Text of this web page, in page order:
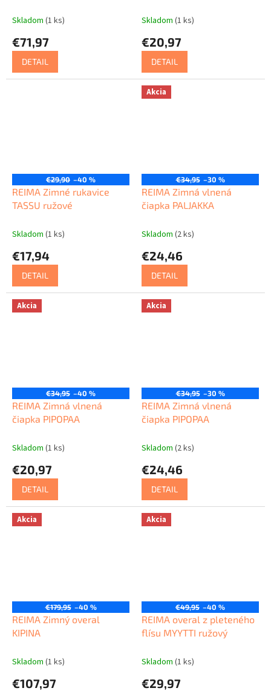
Skladom (1 ks)
€71,97
DETAIL
Skladom (1 ks)
€20,97
DETAIL
€29,90 –40 %
REIMA Zimné rukavice
TASSU ružové
Skladom (1 ks)
€17,94
DETAIL
Akcia
€34,95 –30 %
REIMA Zimná vlnená
čiapka PALJAKKA
Skladom (2 ks)
€24,46
DETAIL
Akcia
€34,95 –40 %
REIMA Zimná vlnená
čiapka PIPOPAA
Skladom (1 ks)
€20,97
DETAIL
Akcia
€34,95 –30 %
REIMA Zimná vlnená
čiapka PIPOPAA
Skladom (2 ks)
€24,46
DETAIL
Akcia
€179,95 –40 %
REIMA Zimný overal
KIPINA
Skladom (1 ks)
€107,97
Akcia
€49,95 –40 %
REIMA overal z pleteného
flísu MYYTTI ružový
Skladom (1 ks)
€29,97